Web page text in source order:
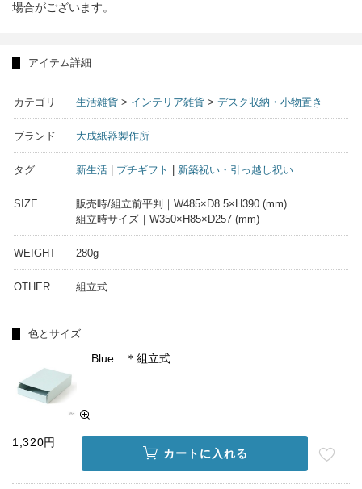
場合がございます。
アイテム詳細
カテゴリ 生活雑貨 > インテリア雑貨 > デスク収納・小物置き
ブランド 大成紙器製作所
タグ 新生活 プチギフト 新築祝い・引っ越し祝い
SIZE
販売時/組立前平判｜W485×D8.5×H390 (mm)
組立時サイズ｜W350×H85×D257 (mm)
WEIGHT 280g
OTHER 組立式
色とサイズ
Blue ＊組立式
1,320円
カートに入れる